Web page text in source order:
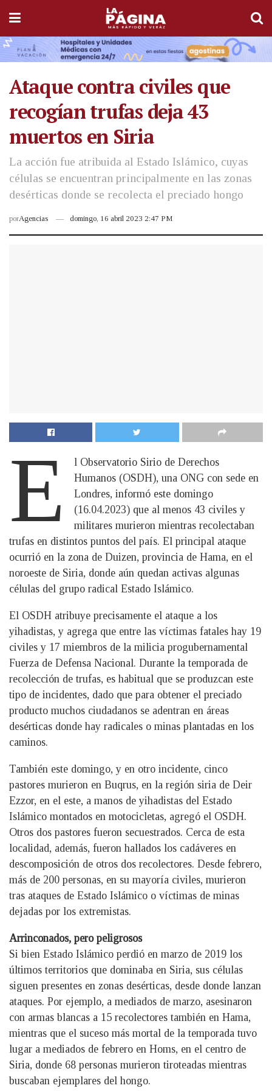
Ataque contra civiles que
recogían trufas deja 43
muertos en Siria
La acción fue atribuida al Estado Islámico, cuyas
células se encuentran principalmente en las zonas
desérticas donde se recolecta el preciado hongo
porAgencias domingo, 16 abril 2023 2:47 PM
E
l Observatorio Sirio de Derechos
Humanos (OSDH), una ONG con sede en
Londres, informó este domingo
(16.04.2023) que al menos 43 civiles y
militares murieron mientras recolectaban
trufas en distintos puntos del país. El principal ataque
ocurrió en la zona de Duizen, provincia de Hama, en el
noroeste de Siria, donde aún quedan activas algunas
células del grupo radical Estado Islámico.
El OSDH atribuye precisamente el ataque a los
yihadistas, y agrega que entre las víctimas fatales hay 19
civiles y 17 miembros de la milicia progubernamental
Fuerza de Defensa Nacional. Durante la temporada de
recolección de trufas, es habitual que se produzcan este
tipo de incidentes, dado que para obtener el preciado
producto muchos ciudadanos se adentran en áreas
desérticas donde hay radicales o minas plantadas en los
caminos.
También este domingo, y en otro incidente, cinco
pastores murieron en Buqrus, en la región siria de Deir
Ezzor, en el este, a manos de yihadistas del Estado
Islámico montados en motocicletas, agregó el OSDH.
Otros dos pastores fueron secuestrados. Cerca de esta
localidad, además, fueron hallados los cadáveres en
descomposición de otros dos recolectores. Desde febrero,
más de 200 personas, en su mayoría civiles, murieron
tras ataques de Estado Islámico o víctimas de minas
dejadas por los extremistas.
Arrinconados, pero peligrosos
Si bien Estado Islámico perdió en marzo de 2019 los
últimos territorios que dominaba en Siria, sus células
siguen presentes en zonas desérticas, desde donde lanzan
ataques. Por ejemplo, a mediados de marzo, asesinaron
con armas blancas a 15 recolectores también en Hama,
mientras que el suceso más mortal de la temporada tuvo
lugar a mediados de febrero en Homs, en el centro de
Siria, donde 68 personas murieron tiroteadas mientras
buscaban ejemplares del hongo.